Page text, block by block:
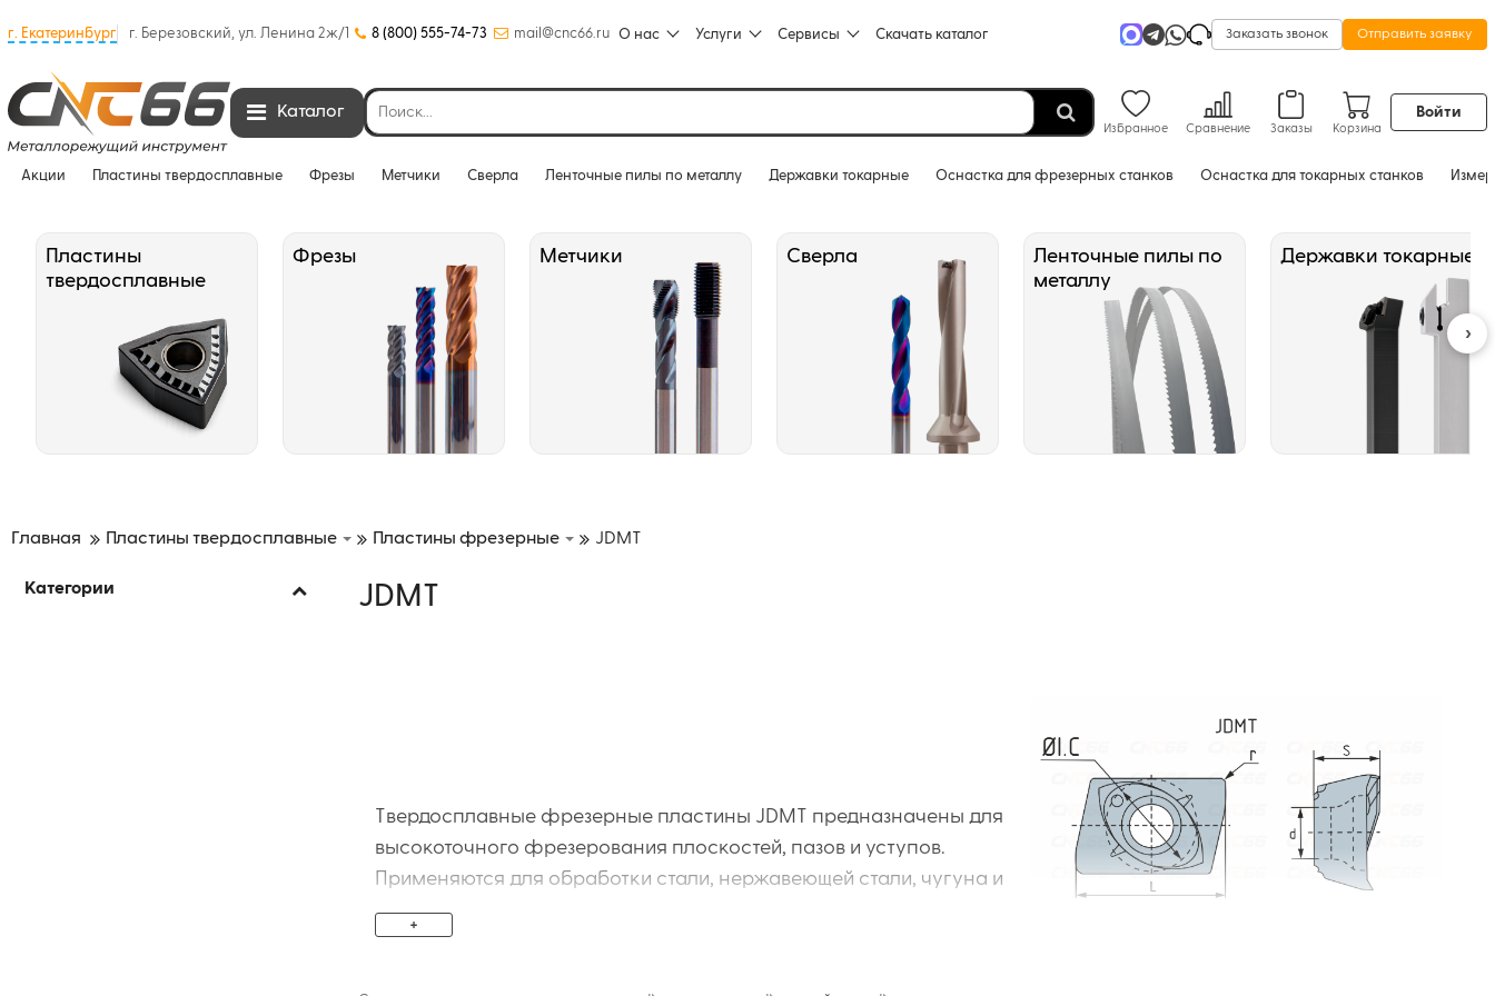
г. Екатеринбург г. Березовский, ул. Ленина 2ж/1 8 (800) 555-74-73 mail@cnc66.ru О нас Услуги Сервисы Скачать каталог Заказать звонок Отправить заявку
Каталог
Избранное Сравнение Заказы Корзина
Войти
Акции Пластины твердосплавные Фрезы Метчики Сверла Ленточные пилы по металлу Державки токарные Оснастка для фрезерных станков Оснастка для токарных станков
Пластины
твердосплавные
Фрезы Метчики Сверла
Ленточные пилы по
металлу
Державки токарные
Главная Пластины твердосплавные Пластины фрезерные JDMT
Категории JDMT
Твердосплавные фрезерные пластины JDMT предназначены для
высокоточного фрезерования плоскостей, пазов и уступов.
Применяются для обработки стали, нержавеющей стали, чугуна и
других материалов в зависимости от марки твердого сплава.
Обеспечивают высокую прочность, износостойкость и
+